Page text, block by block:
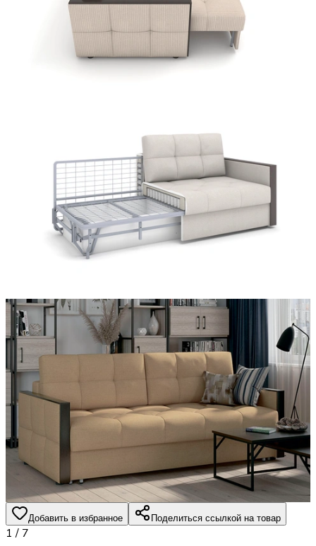
Добавить в избранное Поделиться ссылкой на товар
1 / 7